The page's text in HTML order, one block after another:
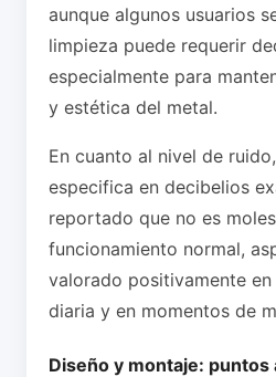
aunque algunos usuarios
limpieza puede requerir
especialmente para
y estética del metal.
En cuanto al nivel de
especifica en decibelios
reportado que no es
funcionamiento normal,
valorado positivamente
diaria y en momentos de
Diseño y montaje: puntos